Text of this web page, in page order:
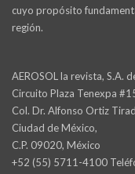
cuyo propósito
región.
AEROSOL la revista, S.A.
Circuito Plaza Tenexpa
Col. Dr. Alfonso Ortiz
Ciudad de México,
C.P. 09020, México
+52 (55) 5711-4100